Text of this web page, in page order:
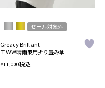
セール対象外
Gready Brilliant
ＴＷＷ晴雨兼用折り畳み傘
¥11,000税込